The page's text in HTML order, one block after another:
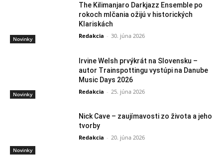
Novinky
The Kilimanjaro Darkjazz Ensemble po
rokoch mlčania ožijú v historických
Klariskách
Redakcia - 30. júna 2026
Novinky
Irvine Welsh prvýkrát na Slovensku –
autor Trainspottingu vystúpi na Danube
Music Days 2026
Redakcia - 25. júna 2026
Novinky
Nick Cave – zaujímavosti zo života a jeho
tvorby
Redakcia - 20. júna 2026